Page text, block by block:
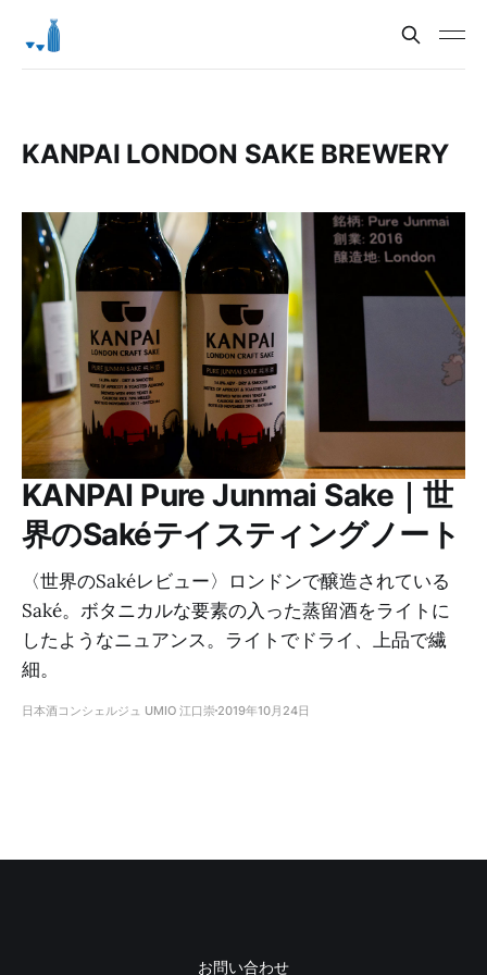
KANPAI LONDON SAKE BREWERY
KANPAI Pure Junmai Sake｜世
界のSakéテイスティングノート
〈世界のSakéレビュー〉ロンドンで醸造されている
Saké。ボタニカルな要素の入った蒸留酒をライトに
したようなニュアンス。ライトでドライ、上品で繊
細。
日本酒コンシェルジュ UMIO 江口崇 2019年10月24日
お問い合わせ